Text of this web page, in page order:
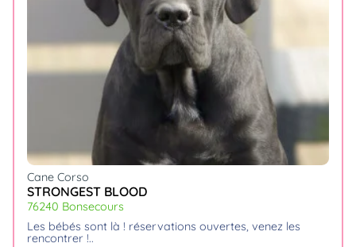
Cane Corso
STRONGEST BLOOD
76240 Bonsecours
les bébés sont là ! réservations ouvertes, venez les
rencontrer !